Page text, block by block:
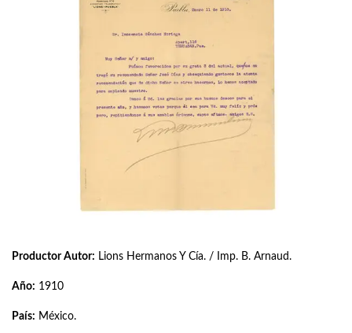
Productor Autor: Lions Hermanos Y Cía. / Imp. B. Arnaud.
Año: 1910
País: México.